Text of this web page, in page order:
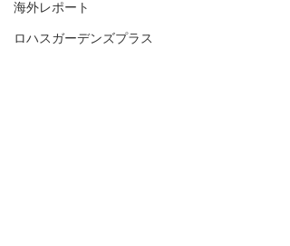
海外レポート
ロハスガーデンズプラス